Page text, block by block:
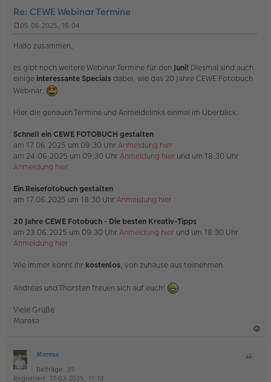
n
e
Re: CEWE Webinar Termine
g
l
e
e
e
B
i
t
r
g
05.06.2025, 16:04
Hallo zusammen,
es gibt noch weitere Webinar Termine für den Juni! Diesmal sind auch
einige interessante Specials dabei, wie das 20 Jahre CEWE Fotobuch
Webinar.
Hier die genauen Termine und Anmeldelinks einmal im Überblick:
Schnell ein CEWE FOTOBUCH gestalten
am 17.06.2025 um 09:30 Uhr Anmeldung hier
am 24.06.2025 um 09:30 Uhr Anmeldung hier und um 18:30 Uhr
Anmeldung hier
Ein Reisefotobuch gestalten
am 17.06.2025 um 18:30 Uhr Anmeldung hier
20 Jahre CEWE Fotobuch - Die besten Kreativ-Tipps
am 23.06.2025 um 09.30 Uhr Anmeldung hier und um 18:30 Uhr
Anmeldung hier
Wie immer könnt ihr kostenlos, von zuhause aus teilnehmen.
Andreas und Thorsten freuen sich auf euch!
Viele Grüße
Maresa
ff
l
Maresa
Beiträge: 39
Registriert: 17.03.2025, 11:13